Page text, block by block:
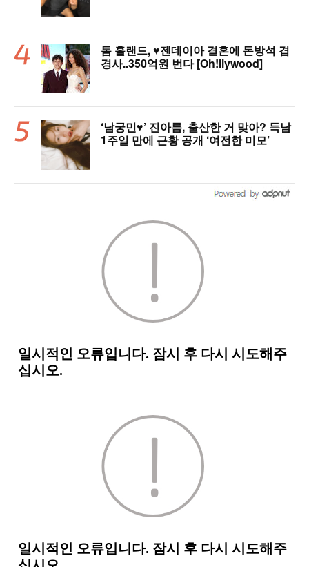
톰 홀랜드, ♥︎젠데이아 결혼에 돈방석 겹
경사..350억원 번다 [Oh!llywood]
‘남궁민♥’ 진아름, 출산한 거 맞아? 득남
1주일 만에 근황 공개 ‘여전한 미모’